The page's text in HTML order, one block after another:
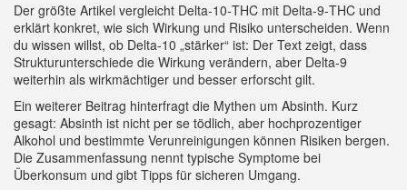
Der größte Artikel vergleicht Delta‑10‑THC mit Delta‑9‑THC und
erklärt konkret, wie sich Wirkung und Risiko unterscheiden. Wenn
du wissen willst, ob Delta‑10 „stärker“ ist: Der Text zeigt, dass
Strukturunterschiede die Wirkung verändern, aber Delta‑9
weiterhin als wirkmächtiger und besser erforscht gilt.
Ein weiterer Beitrag hinterfragt die Mythen um Absinth. Kurz
gesagt: Absinth ist nicht per se tödlich, aber hochprozentiger
Alkohol und bestimmte Verunreinigungen können Risiken bergen.
Die Zusammenfassung nennt typische Symptome bei
Überkonsum und gibt Tipps für sicheren Umgang.